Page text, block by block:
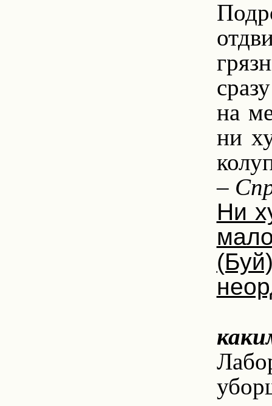
на
ни
–
Ни